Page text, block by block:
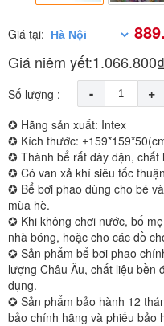
Giá tại:
Giá niêm yết:
Số lượng : - +
✪ Hãng sản xuất: Intex
✪ Kích thước:
✪ Thành bể rất dày dặn, chất
✪ Có van xả khí siêu tốc
✪ Bể bơi phao dùng cho bé
mùa hè.
✪ Khi không chơi nước, bố
nhà bóng, hoặc cho các đồ
✪ Sản phẩm bể bơi phao
lượng Châu Âu, chất liệu bền
dụng.
✪ Sản phẩm bảo hành 12
bảo chính hãng và phiếu bảo